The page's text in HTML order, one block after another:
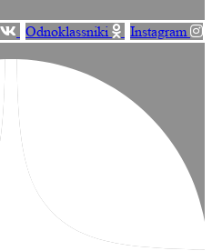
Odnoklassniki
Instagram